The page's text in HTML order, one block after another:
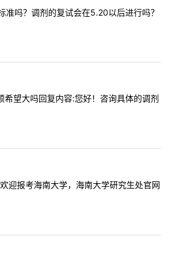
吗？调剂的复试会在5.20以后进行吗？
望大吗回复内容:您好！咨询具体的调剂
迎报考海南大学，海南大学研究生处官网